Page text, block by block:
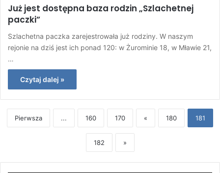
Już jest dostępna baza rodzin „Szlachetnej
paczki”
Szlachetna paczka zarejestrowała już rodziny. W naszym
rejonie na dziś jest ich ponad 120: w Żurominie 18, w Mławie 21,
…
Czytaj dalej »
Pierwsza ... 160 170 « 180 181
182 »